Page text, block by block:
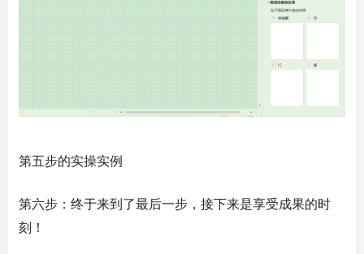
第五步的实操实例
第六步：终于来到了最后一步，接下来是享受成果的时
刻！